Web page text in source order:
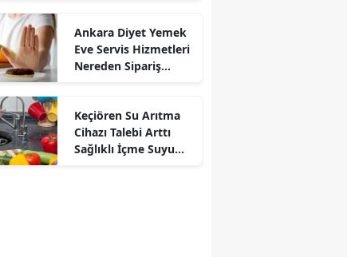
Ankara Diyet Yemek
Eve Servis Hizmetleri
Nereden Sipariş
Keçiören Su Arıtma
Cihazı Talebi Arttı
Sağlıklı İçme Suyu